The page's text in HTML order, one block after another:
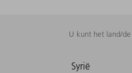
U kunt het land/